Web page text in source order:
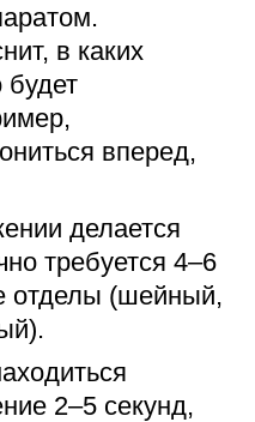
в каких
вперед,
делается
требуется 4–6
отделы (шейный,
2–5 секунд,